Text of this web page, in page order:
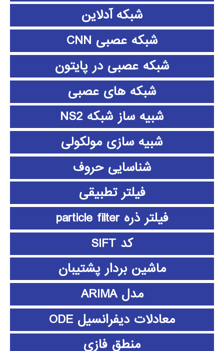
شبکه آدلاین
شبکه عصبی CNN
شبکه عصبی در پایتون
شبکه های عصبی
شبیه ساز شبکه NS2
شبیه سازی مولکولی
شناسایی حروف
فیلتر تطبیقی
فیلتر ذره particle filter
کد SIFT
ماشین بردار پشتیبان
مدل ARIMA
معادلات دیفرانسیل ODE
منطق فازي